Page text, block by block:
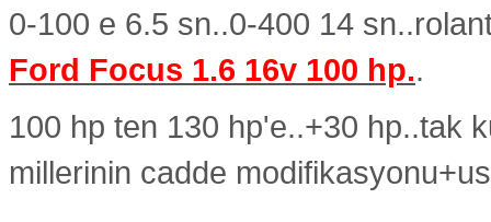
0-100 e 6.5 sn..0-400 14
Ford Focus 1.6 16v 100 hp..
100 hp ten 130 hp'e..+30 hp..tak
millerinin cadde